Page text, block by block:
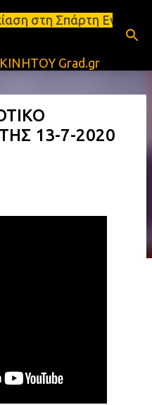
περιεχόμενο
Grad.gr
13-7-2020